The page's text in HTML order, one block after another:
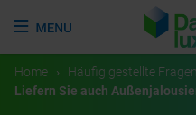
Home › Häufig gestellte Fragen
Liefern Sie auch